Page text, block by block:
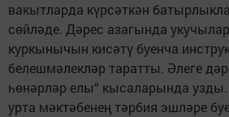
вакытларда күрсәткән
сөйләде. Дәрес азагында
куркынычын кисәтү буенча
белешмәлекләр таратты. Әлеге
һөнәрләр елы“ кысаларында
урта мәктәбенең тәрбия эшләре